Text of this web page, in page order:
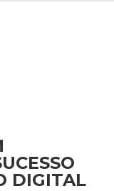
DIGITAL